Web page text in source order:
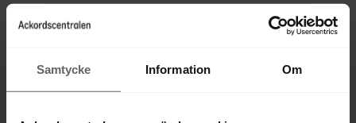
Samtycke Information Om
att företagsrekonstruktion är ett bra medel att
skaffa sig ett skydd från fordringsägare, och att få
det nya marknadsläget. Det hade varit ett utmärkt
tillfälle nu att lätta på reglerna kring lönegaranti,